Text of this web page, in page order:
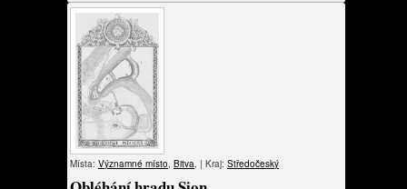
Místa: Významné místo, Bitva, | Kraj: Středočeský